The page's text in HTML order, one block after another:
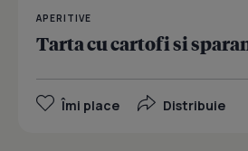
APERITIVE
Tarta cu cartofi si
Îmi place Distribuie